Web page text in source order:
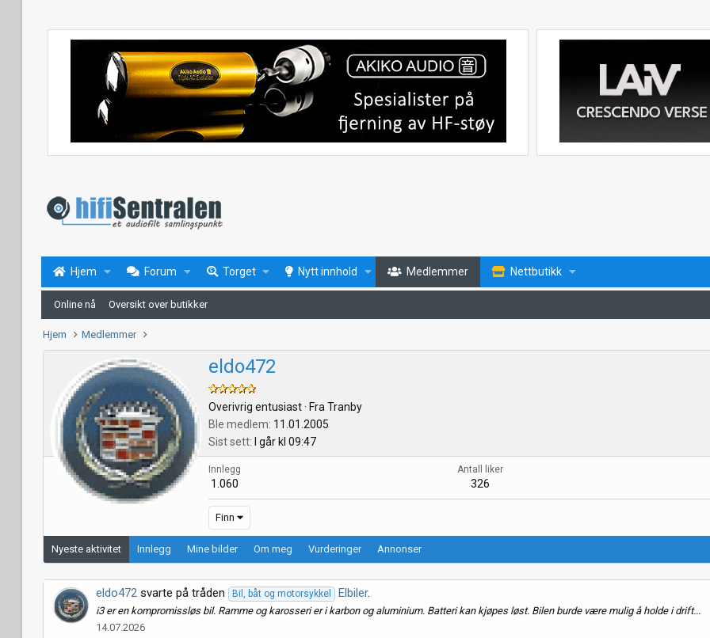
Hjem Forum Torget Nytt innhold Medlemmer Nettbutikk
Online nå Oversikt over butikker
Hjem Medlemmer
eldo472
Overivrig entusiast· FraTranby
Ble medlem 11.01.2005
Sist sett
I går kl 09:47
Innlegg
1.060
Antall liker
326
Finn
Nyeste aktivitet Innlegg Mine bilder Om meg Vurderinger Annonser
eldo472 svarte på tråden Bil, båt og motorsykkel Elbiler.
i3 er en kompromissløs bil. Ramme og karosseri er i karbon og aluminium. Batteri kan kjøpes løst. Bilen burde være mulig å holde i drift...
14.07.2026